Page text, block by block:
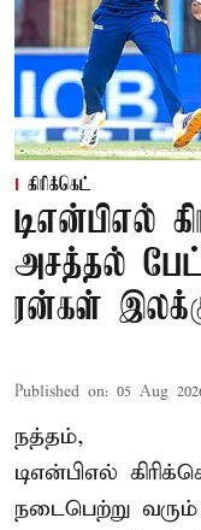
கிரிக்கெட்
டிஎன்பிஎல்
அசத்தல்
ரன்கள்
Published on: 05 Aug
நத்தம்,
டிஎன்பிஎல்
நடைபெற்று